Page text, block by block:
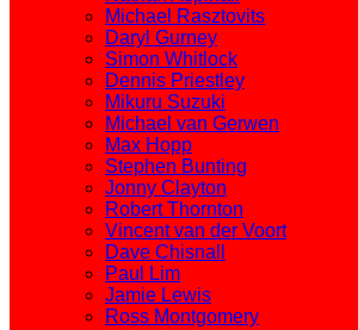
Michael Rasztovits
Daryl Gurney
Simon Whitlock
Dennis Priestley
Mikuru Suzuki
Michael van Gerwen
Max Hopp
Stephen Bunting
Jonny Clayton
Robert Thornton
Vincent van der Voort
Dave Chisnall
Paul Lim
Jamie Lewis
Ross Montgomery